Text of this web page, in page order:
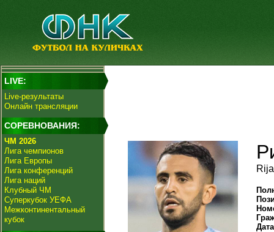
LIVE:
Live-результаты
Онлайн трансляции
СОРЕВНОВАНИЯ:
ЧМ 2026
Лига чемпионов
Лига Европы
Лига конференций
Лига наций
Клубный ЧМ
Суперкубок УЕФА
Межконтинентальный
кубок